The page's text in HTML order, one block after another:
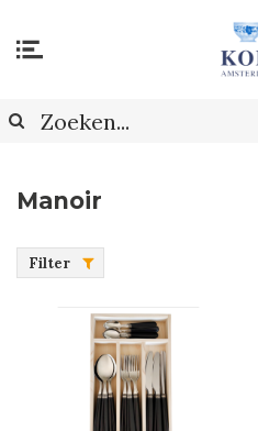
Manoir
Filter